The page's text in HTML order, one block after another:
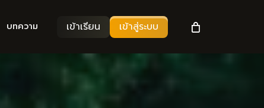
บทความ เข้าเรียน เข้าสู่ระบบ